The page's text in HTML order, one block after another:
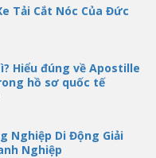
Tải Cắt Nóc Của Đức
Hiểu đúng về Apostille
hồ sơ quốc tế
Nghiệp Di Động Giải
Nghiệp